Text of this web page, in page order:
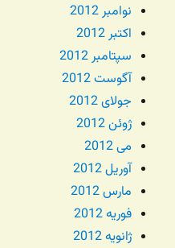
نوامبر 2012
اکتبر 2012
سپتامبر 2012
آگوست 2012
جولای 2012
ژوئن 2012
می 2012
آوریل 2012
مارس 2012
فوریه 2012
ژانویه 2012